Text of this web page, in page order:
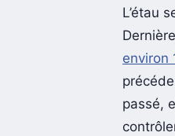
L’étau
environ
passé,